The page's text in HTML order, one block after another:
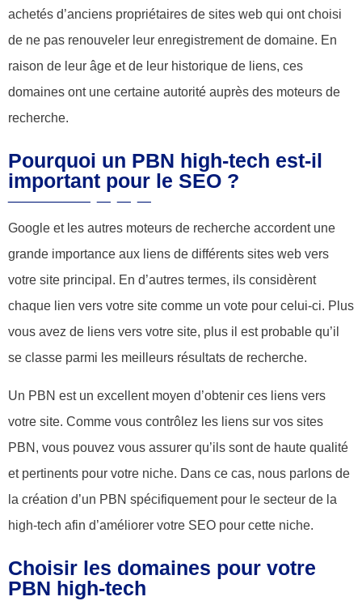
achetés d’anciens propriétaires de sites web qui ont choisi
de ne pas renouveler leur enregistrement de domaine. En
raison de leur âge et de leur historique de liens, ces
domaines ont une certaine autorité auprès des moteurs de
recherche.
Pourquoi un PBN high-tech est-il
important pour le SEO ?
Google et les autres moteurs de recherche accordent une
grande importance aux liens de différents sites web vers
votre site principal. En d’autres termes, ils considèrent
chaque lien vers votre site comme un vote pour celui-ci. Plus
vous avez de liens vers votre site, plus il est probable qu’il
se classe parmi les meilleurs résultats de recherche.
Un PBN est un excellent moyen d’obtenir ces liens vers
votre site. Comme vous contrôlez les liens sur vos sites
PBN, vous pouvez vous assurer qu’ils sont de haute qualité
et pertinents pour votre niche. Dans ce cas, nous parlons de
la création d’un PBN spécifiquement pour le secteur de la
high-tech afin d’améliorer votre SEO pour cette niche.
Choisir les domaines pour votre
PBN high-tech